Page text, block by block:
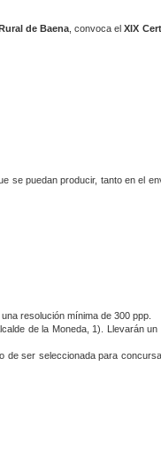
de Baena, convoca el XIX
se puedan producir, tanto en el
resolución mínima de 300 ppp.
de la Moneda, 1). Llevarán
de ser seleccionada para